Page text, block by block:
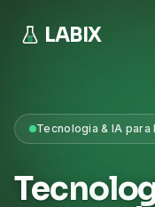
LABIX
Tecnologia & IA